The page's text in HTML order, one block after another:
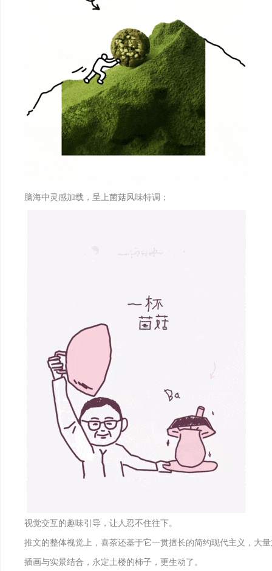
脑海中灵感加载，呈上菌菇风味特调；
视觉交互的趣味引导，让人忍不住往下。
推文的整体视觉上，喜茶还基于它一贯擅长的简约现代主义，大
插画与实景结合，永定土楼的柿子，更生动了。